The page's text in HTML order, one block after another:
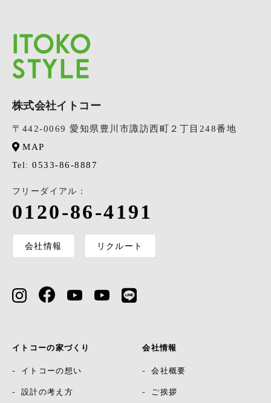
株式会社イトコー
〒442-0069 愛知県豊川市諏訪西町２丁目248番地
MAP
Tel: 0533-86-8887
フリーダイアル：
0120-86-4191
会社情報 リクルート
イトコーの家づくり
イトコーの想い
設計の考え方
会社情報
会社概要
ご挨拶